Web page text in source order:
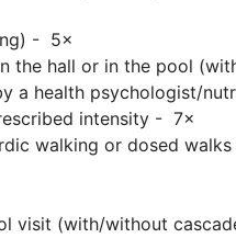
- 5×
the hall or in the pool
a health psychologist/
intensity - 7×
walking or dosed
visit (with/without